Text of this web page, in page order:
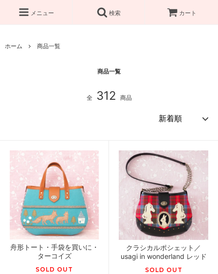
メニュー 検索 カート
ホーム 商品一覧
商品一覧
全 312 商品
舟形トート・手袋を買いに・
ターコイズ
SOLD OUT
クラシカルポシェット／
usagi in wonderland レッド
SOLD OUT